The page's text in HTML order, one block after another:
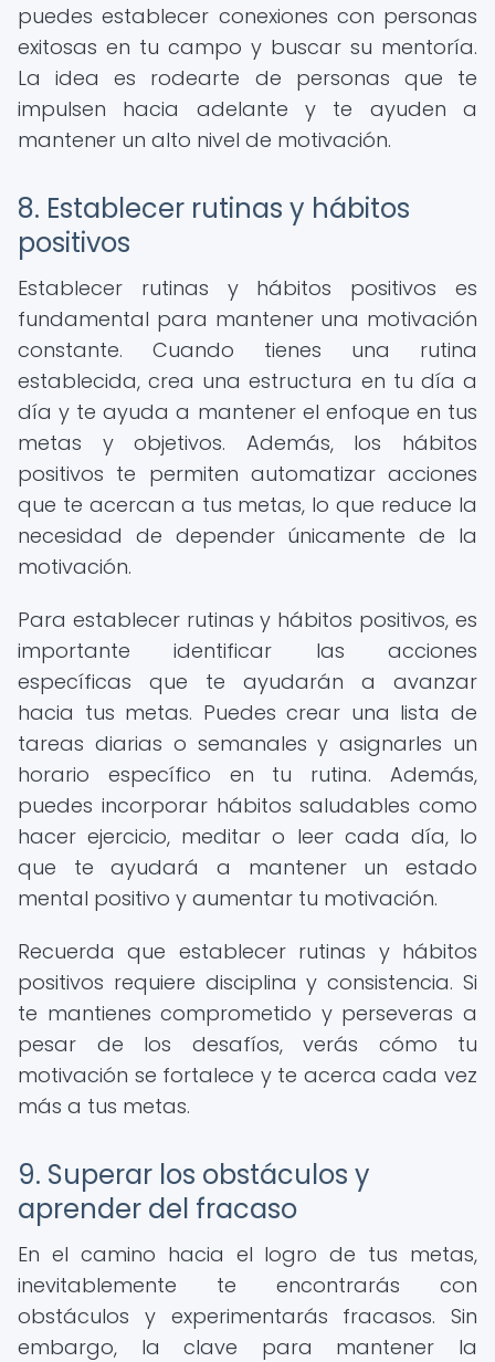
puedes establecer conexiones con personas
exitosas en tu campo y buscar su mentoría.
La idea es rodearte de personas que te
impulsen hacia adelante y te ayuden a
mantener un alto nivel de motivación.
8. Establecer rutinas y hábitos
positivos
Establecer rutinas y hábitos positivos es
fundamental para mantener una motivación
constante. Cuando tienes una rutina
establecida, crea una estructura en tu día a
día y te ayuda a mantener el enfoque en tus
metas y objetivos. Además, los hábitos
positivos te permiten automatizar acciones
que te acercan a tus metas, lo que reduce la
necesidad de depender únicamente de la
motivación.
Para establecer rutinas y hábitos positivos, es
importante identificar las acciones
específicas que te ayudarán a avanzar
hacia tus metas. Puedes crear una lista de
tareas diarias o semanales y asignarles un
horario específico en tu rutina. Además,
puedes incorporar hábitos saludables como
hacer ejercicio, meditar o leer cada día, lo
que te ayudará a mantener un estado
mental positivo y aumentar tu motivación.
Recuerda que establecer rutinas y hábitos
positivos requiere disciplina y consistencia. Si
te mantienes comprometido y perseveras a
pesar de los desafíos, verás cómo tu
motivación se fortalece y te acerca cada vez
más a tus metas.
9. Superar los obstáculos y
aprender del fracaso
En el camino hacia el logro de tus metas,
inevitablemente te encontrarás con
obstáculos y experimentarás fracasos. Sin
embargo, la clave para mantener la